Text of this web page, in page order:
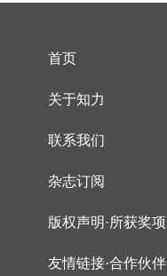
首页
关于知力
联系我们
杂志订阅
版权声明·所获奖项
友情链接·合作伙伴